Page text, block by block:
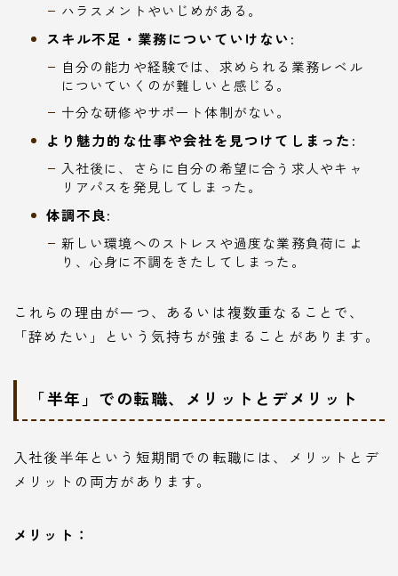
ハラスメントやいじめがある。
スキル不足・業務についていけない:
自分の能力や経験では、求められる業務レベル
についていくのが難しいと感じる。
十分な研修やサポート体制がない。
より魅力的な仕事や会社を見つけてしまった:
入社後に、さらに自分の希望に合う求人やキャ
リアパスを発見してしまった。
体調不良:
新しい環境へのストレスや過度な業務負荷によ
り、心身に不調をきたしてしまった。
これらの理由が一つ、あるいは複数重なることで、
「辞めたい」という気持ちが強まることがあります。
「半年」での転職、メリットとデメリット
入社後半年という短期間での転職には、メリットとデ
メリットの両方があります。
メリット：